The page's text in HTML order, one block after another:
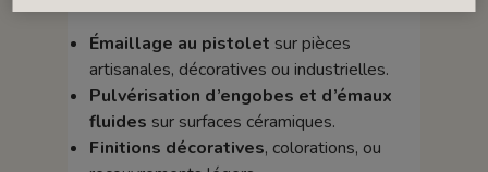
Émaillage au pistolet sur pièces
artisanales, décoratives ou industrielles.
Pulvérisation d’engobes et d’émaux
fluides sur surfaces céramiques.
Finitions décoratives, colorations, ou